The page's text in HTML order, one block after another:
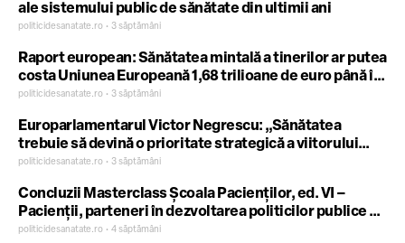
ale sistemului public de sănătate din ultimii ani
politicidesanatate.ro • 3 săptămâni
Raport european: Sănătatea mintală a tinerilor ar putea
costa Uniunea Europeană 1,68 trilioane de euro până în
2033
politicidesanatate.ro • 3 săptămâni
Europarlamentarul Victor Negrescu: „Sănătatea
trebuie să devină o prioritate strategică a viitorului
buget european”
politicidesanatate.ro • 3 săptămâni
Concluzii Masterclass Școala Pacienților, ed. VI –
Pacienții, parteneri în dezvoltarea politicilor publice de
sănătate
politicidesanatate.ro • 4 săptămâni